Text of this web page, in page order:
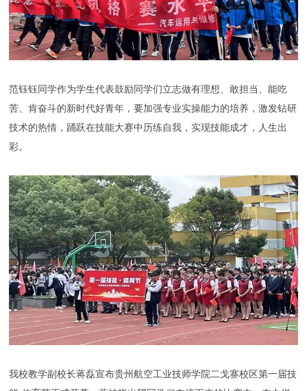
范钰钰同学作为学生代表鼓励同学们立志做有理想、敢担当、能吃
苦、肯奋斗的新时代好青年，要加强专业实操能力的培养，激发钻研
技术的热情，踊跃在技能大赛中历练自我，实现技能成才，人生出
彩。
我校教学副校长蒋磊宣布贵州航空工业技师学院二戈寨校区第一届技